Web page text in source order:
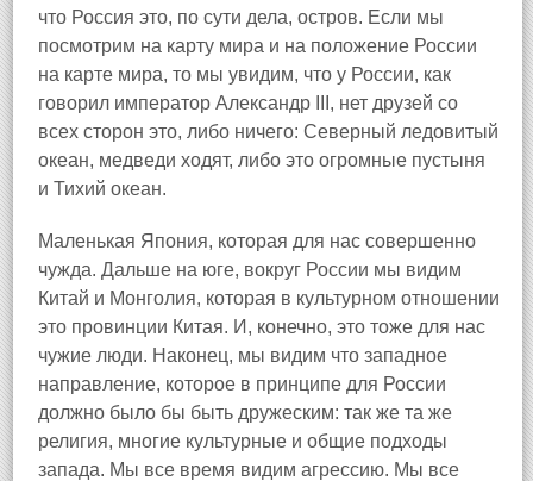
что Россия это, по сути дела, остров. Если мы
посмотрим на карту мира и на положение России
на карте мира, то мы увидим, что у России, как
говорил император Александр III, нет друзей со
всех сторон это, либо ничего: Северный ледовитый
океан, медведи ходят, либо это огромные пустыня
и Тихий океан.
Маленькая Япония, которая для нас совершенно
чужда. Дальше на юге, вокруг России мы видим
Китай и Монголия, которая в культурном отношении
это провинции Китая. И, конечно, это тоже для нас
чужие люди. Наконец, мы видим что западное
направление, которое в принципе для России
должно было бы быть дружеским: так же та же
религия, многие культурные и общие подходы
запада. Мы все время видим агрессию. Мы все